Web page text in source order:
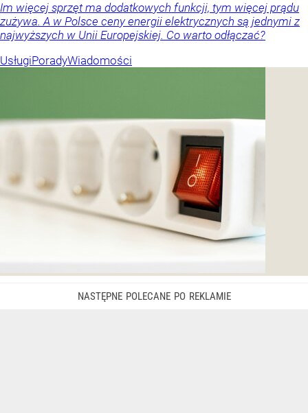
Im więcej sprzęt ma dodatkowych funkcji, tym więcej prądu
zużywa. A w Polsce ceny energii elektrycznych są jednymi z
najwyższych w Unii Europejskiej. Co warto odłączać?
UsługiPoradyWiadomości